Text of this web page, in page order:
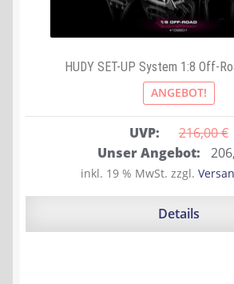
HUDY SET-UP System 1:8 Off-
ANGEBOT!
UVP: 216,00 €
Ursprünglicher
Preis
war:
Unser Angebot:
inkl. 19 % MwSt. zzgl.
Details